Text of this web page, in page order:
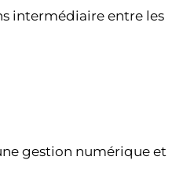
intermédiaire entre les
gestion numérique et